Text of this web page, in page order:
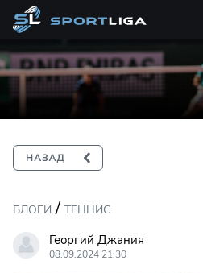
БЛОГИ / ТЕННИС
Георгий Джания
08.09.2024 21:30